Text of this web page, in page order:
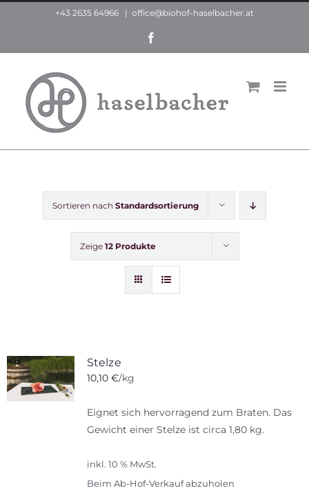
+43 2635 64966 | office@biohof-haselbacher.at
Sortieren nach Standardsortierung
Zeige 12 Produkte
Stelze
10,10 €/kg
Eignet sich hervorragend zum Braten. Das
Gewicht einer Stelze ist circa 1,80 kg.
inkl. 10 % MwSt.
Beim Ab-Hof-Verkauf abzuholen